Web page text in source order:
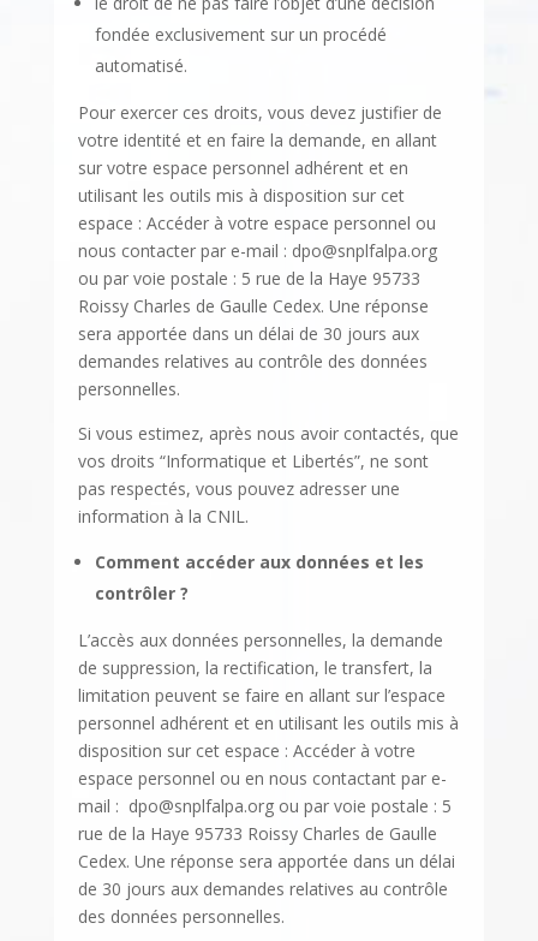
fondée exclusivement sur un procédé
automatisé.
Pour exercer ces droits, vous devez justifier de
votre identité et en faire la demande, en allant
sur votre espace personnel adhérent et en
utilisant les outils mis à disposition sur cet
espace : Accéder à votre espace personnel ou
nous contacter par e-mail : dpo@snplfalpa.org
ou par voie postale : 5 rue de la Haye 95733
Roissy Charles de Gaulle Cedex. Une réponse
sera apportée dans un délai de 30 jours aux
demandes relatives au contrôle des données
personnelles.
Si vous estimez, après nous avoir contactés, que
vos droits “Informatique et Libertés”, ne sont
pas respectés, vous pouvez adresser une
information à la CNIL.
Comment accéder aux données et les
contrôler ?
L’accès aux données personnelles, la demande
de suppression, la rectification, le transfert, la
limitation peuvent se faire en allant sur l’espace
personnel adhérent et en utilisant les outils mis à
disposition sur cet espace : Accéder à votre
espace personnel ou en nous contactant par e-
mail : dpo@snplfalpa.orgou par voie postale : 5
rue de la Haye 95733 Roissy Charles de Gaulle
Cedex. Une réponse sera apportée dans un délai
de 30 jours aux demandes relatives au contrôle
des données personnelles.